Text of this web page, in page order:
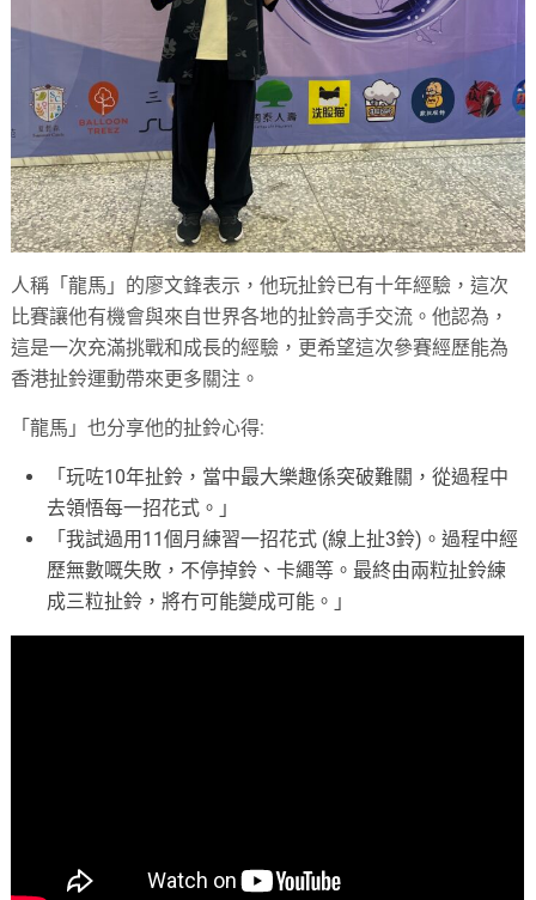
人稱「龍馬」的廖文鋒表示，他玩扯鈴已有十年經驗，這次
比賽讓他有機會與來自世界各地的扯鈴高手交流。他認為，
這是一次充滿挑戰和成長的經驗，更希望這次參賽經歷能為
香港扯鈴運動帶來更多關注。
「龍馬」也分享他的扯鈴心得:
「玩咗10年扯鈴，當中最大樂趣係突破難關，從過程中
去領悟每一招花式。」
「我試過用11個月練習一招花式 (線上扯3鈴)。過程中經
歷無數嘅失敗，不停掉鈴、卡繩等。最終由兩粒扯鈴練
成三粒扯鈴，將冇可能變成可能。」